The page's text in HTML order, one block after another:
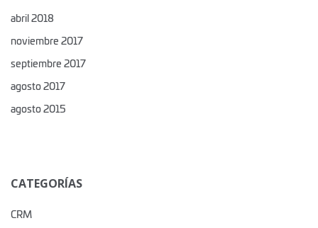
abril 2018
noviembre 2017
septiembre 2017
agosto 2017
agosto 2015
CATEGORÍAS
CRM